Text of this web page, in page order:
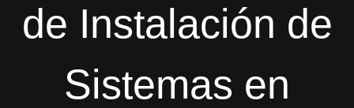
de Instalación de
Sistemas en